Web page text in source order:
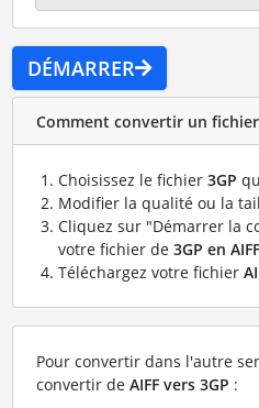
DÉMARRER
Comment convertir un fichier
Choisissez le fichier 3GP
Modifier la qualité ou la
Cliquez sur "Démarrer la
votre fichier de 3GP en AIFF
Téléchargez votre fichier
Pour convertir dans l'autre
convertir de AIFF vers 3GP :